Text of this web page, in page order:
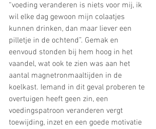
“voeding veranderen is niets voor mij, ik
wil elke dag gewoon mijn colaatjes
kunnen drinken, dan maar liever een
pilletje in de ochtend”. Gemak en
eenvoud stonden bij hem hoog in het
vaandel, wat ook te zien was aan het
aantal magnetronmaaltijden in de
koelkast. Iemand in dit geval proberen te
overtuigen heeft geen zin, een
voedingspatroon veranderen vergt
toewijding, inzet en een goede motivatie